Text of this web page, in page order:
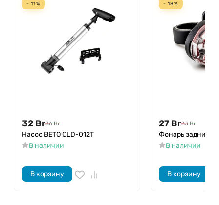
- 11%
32 Br36 Br
Насос BETO CLD-012T
В наличии
В корзину
- 18%
27 Br33 Br
Фонарь задний
В наличии
В корзину